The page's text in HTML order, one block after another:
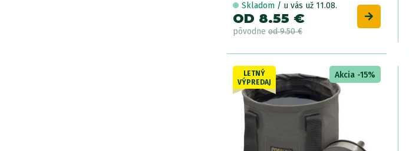
Skladom / u vás už 11.08.
OD 8.55 €
pôvodne od 9.50 €
LETNÝ
VÝPREDAJ
Akcia -15%